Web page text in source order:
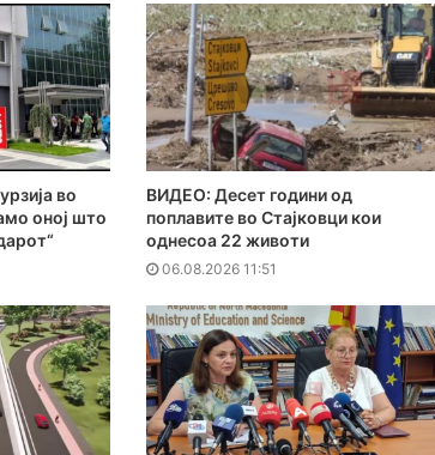
во
оној што
ВИДЕО: Десет години од
поплавите во Стајковци кои
однесоа 22 животи
06.08.2026 11:51